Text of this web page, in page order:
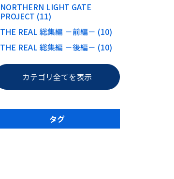
NORTHERN LIGHT GATE
PROJECT (11)
THE REAL 総集編 －前編－ (10)
THE REAL 総集編 －後編－ (10)
カテゴリ全てを表示
タグ